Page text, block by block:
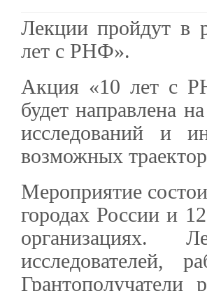
Лекции пройдут в
лет с РНФ».
Акция «10 лет с
будет направлена
исследований и
возможных
Мероприятие
городах России и
организациях.
исследователей,
Грантополучатели